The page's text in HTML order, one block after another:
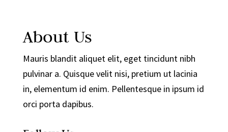
About Us
Mauris blandit aliquet elit, eget tincidunt nibh
pulvinar a. Quisque velit nisi, pretium ut lacinia
in, elementum id enim. Pellentesque in ipsum id
orci porta dapibus.